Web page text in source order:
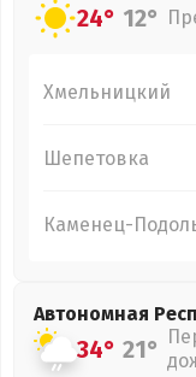
24° 12°
Хмельницкий
Шепетовка
Каменец-
Автономная
34° 21°